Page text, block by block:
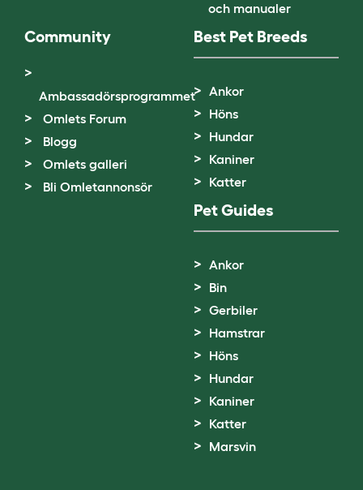
och manualer
Community
Ambassadörsprogrammet
Omlets Forum
Blogg
Omlets galleri
Bli Omletannonsör
Best Pet Breeds
Ankor
Höns
Hundar
Kaniner
Katter
Pet Guides
Ankor
Bin
Gerbiler
Hamstrar
Höns
Hundar
Kaniner
Katter
Marsvin